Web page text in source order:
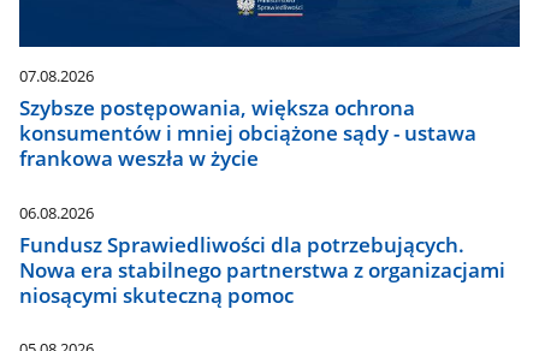
07.08.2026
Szybsze postępowania, większa ochrona
konsumentów i mniej obciążone sądy - ustawa
frankowa weszła w życie
06.08.2026
Fundusz Sprawiedliwości dla potrzebujących.
Nowa era stabilnego partnerstwa z organizacjami
niosącymi skuteczną pomoc